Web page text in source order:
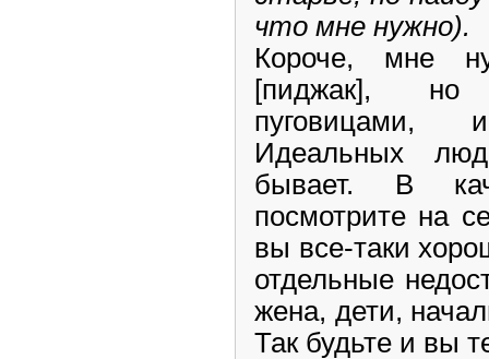
что мне нужно).
Короче, мне
[пиджак], но
пуговицами,
Идеальных
бывает. В
посмотрите на
вы все-таки
отдельные
жена, дети,
Так будьте и вы